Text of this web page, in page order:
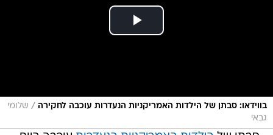
בווידאו: סבתן של הילדות האמריקניות הנעדרות עוכבה לחקירה / שלומי
גבאי